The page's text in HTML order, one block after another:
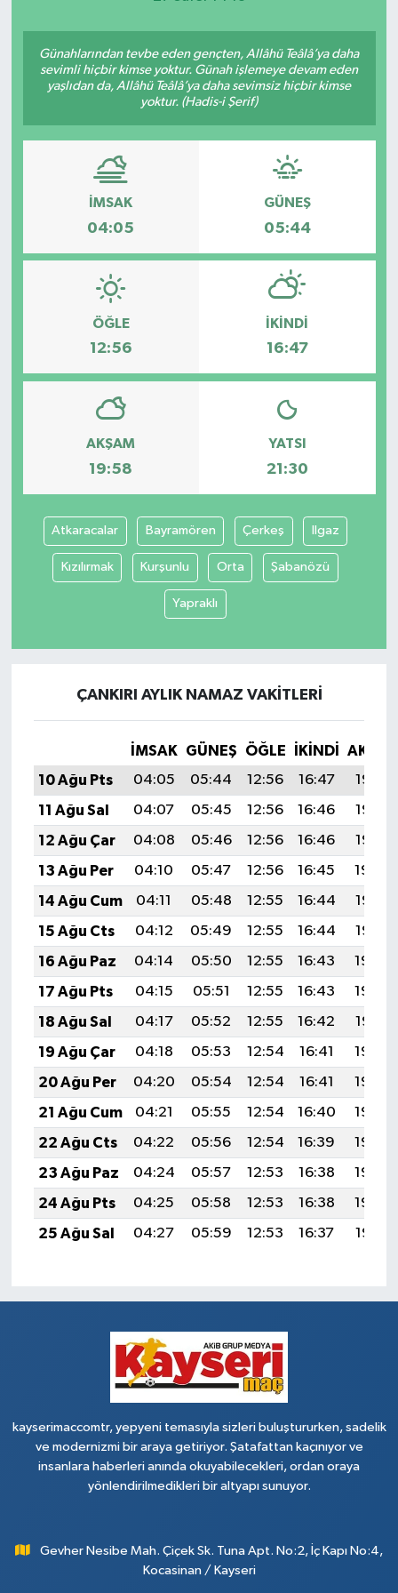
Günahlarından tevbe eden gençten, Allâhü Teâlâ’ya daha
sevimli hiçbir kimse yoktur. Günah işlemeye devam eden
yaşlıdan da, Allâhü Teâlâ’ya daha sevimsiz hiçbir kimse
yoktur. (Hadis-i Şerif)
İMSAK
04:05
GÜNEŞ
05:44
ÖĞLE
12:56
İKINDI
16:47
AKŞAM
19:58
YATSI
21:30
Atkaracalar Bayramören Çerkeş Ilgaz
Kızılırmak Kurşunlu Orta Şabanözü
Yapraklı
ÇANKIRI AYLIK NAMAZ VAKITLERI
İMSAK GÜNEŞ ÖĞLE İKINDI
10 Ağu Pts
04:05 05:44 12:56 16:47
19:58
11 Ağu Sal
04:07 05:45 12:56 16:46
19:57
12 Ağu Çar
04:08 05:46 12:56 16:46
19:56
13 Ağu Per
04:10 05:47 12:56 16:45
19:54
14 Ağu Cum
04:11 05:48 12:55 16:44
19:53
15 Ağu Cts
04:12 05:49 12:55 16:44
19:52
16 Ağu Paz
04:14 05:50 12:55 16:43
19:50
17 Ağu Pts
04:15 05:51 12:55 16:43
19:49
18 Ağu Sal
04:17 05:52 12:55 16:42
19:47
19 Ağu Çar
04:18 05:53 12:54 16:41
19:46
20 Ağu Per
04:20 05:54 12:54 16:41
19:44
21 Ağu Cum
04:21 05:55 12:54 16:40
19:43
22 Ağu Cts
04:22 05:56 12:54 16:39
19:42
23 Ağu Paz
04:24 05:57 12:53 16:38
19:40
24 Ağu Pts
04:25 05:58 12:53 16:38
19:39
25 Ağu Sal
04:27 05:59 12:53 16:37 19:37
kayserimaccomtr, yepyeni temasıyla sizleri buluştururken, sadelik
ve modernizmi bir araya getiriyor. Şatafattan kaçınıyor ve
insanlara haberleri anında okuyabilecekleri, ordan oraya
yönlendirilmedikleri bir altyapı sunuyor.
Gevher Nesibe Mah. Çiçek Sk. Tuna Apt. No:2, İç Kapı No:4,
Kocasinan / Kayseri